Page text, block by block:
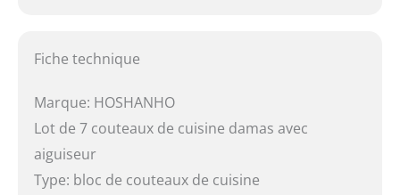
Fiche technique
Marque: HOSHANHO
Lot de 7 couteaux de cuisine damas avec
aiguiseur
Type: bloc de couteaux de cuisine